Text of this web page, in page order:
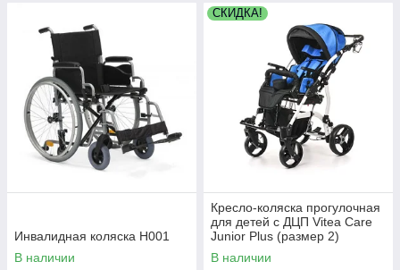
Инвалидная коляска Н001
В наличии
СКИДКА!
Кресло-коляска прогулочная
для детей с ДЦП Vitea Care
Junior Plus (размер 2)
В наличии